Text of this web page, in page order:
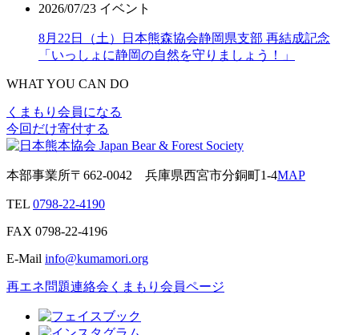
2026/07/23 イベント
8月22日（土）日本熊森協会静岡県支部 再結成記念
「いっしょに静岡の自然を守りましょう！」
WHAT YOU CAN DO
くまもり会員になる
今回だけ寄付する
本部事業所〒662-0042 兵庫県西宮市分銅町1-4MAP
TEL 0798-22-4190
FAX 0798-22-4196
E-Mail info@kumamori.org
再エネ問題連絡会 くまもり会員ページ